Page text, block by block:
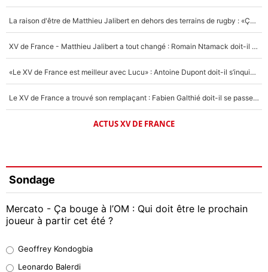
La raison d'être de Matthieu Jalibert en dehors des terrains de rugby : «Ça m'atteint autant que si tu touches à un membre de ma famille»
XV de France - Matthieu Jalibert a tout changé : Romain Ntamack doit-il s’inquiéter pour sa place à un an de la Coupe du monde ?
«Le XV de France est meilleur avec Lucu» : Antoine Dupont doit-il s’inquiéter pour sa place ?
Le XV de France a trouvé son remplaçant : Fabien Galthié doit-il se passer d'Antoine Dupont ?
ACTUS XV DE FRANCE
Sondage
Mercato - Ça bouge à l’OM : Qui doit être le prochain
joueur à partir cet été ?
38%
Geoffrey Kondogbia
Leonardo Balerdi